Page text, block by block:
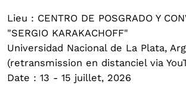
Lieu : CENTRO DE POSGRADO Y
"SERGIO KARAKACHOFF"
Universidad Nacional de La Plata,
(retransmission en distanciel via
Date : 13 - 15 juillet, 2026